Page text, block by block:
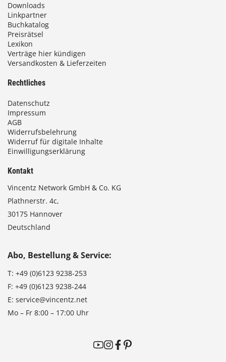
Downloads
Linkpartner
Buchkatalog
Preisrätsel
Lexikon
Verträge hier kündigen
Versandkosten & Lieferzeiten
Rechtliches
Datenschutz
Impressum
AGB
Widerrufsbelehrung
Widerruf für digitale Inhalte
Einwilligungserklärung
Kontakt
Vincentz Network GmbH & Co. KG
Plathnerstr. 4c,
30175 Hannover
Deutschland
Abo, Bestellung & Service:
T: +49 (0)6123 9238-253
F: +49 (0)6123 9238-244
E: service@vincentz.net
Mo – Fr 8:00 – 17:00 Uhr